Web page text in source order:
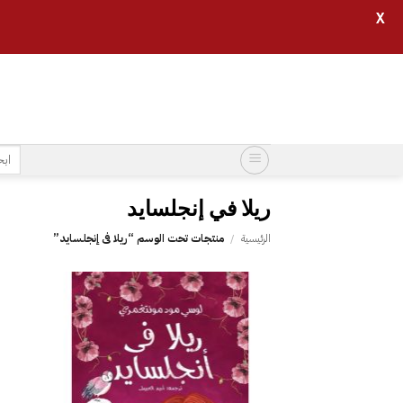
البحث
عن:
الرئيسية / منتجات تحت الوسم “‎ريلا في إنجلسايد‎”
إضافة
إلى
قائمة
الرغبات
X